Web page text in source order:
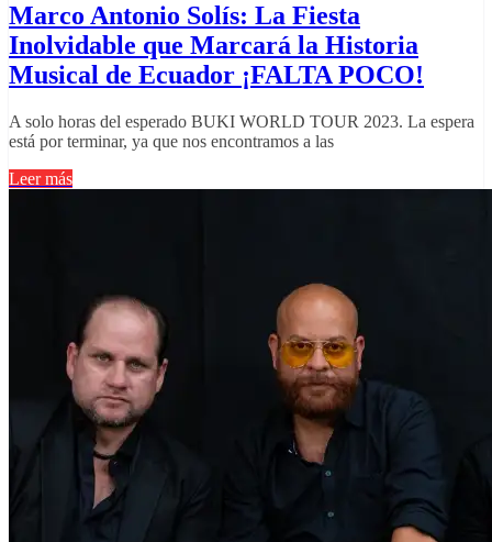
Marco Antonio Solís: La Fiesta
Inolvidable que Marcará la Historia
Musical de Ecuador ¡FALTA POCO!
A solo horas del esperado BUKI WORLD TOUR 2023. La espera
está por terminar, ya que nos encontramos a las
Leer más